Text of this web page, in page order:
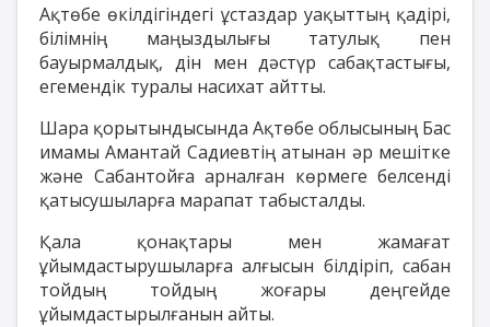
Ақтөбе өкілдігіндегі ұстаздар уақыттың қадірі,
білімнің маңыздылығы татулық пен
бауырмалдық, дін мен дәстүр сабақтастығы,
егемендік туралы насихат айтты.
Шара қорытындысында Ақтөбе облысының Бас
имамы Амантай Садиевтің атынан әр мешітке
және Сабантойға арналған көрмеге белсенді
қатысушыларға марапат табысталды.
Қала қонақтары мен жамағат
ұйымдастырушыларға алғысын білдіріп, сабан
тойдың тойдың жоғары деңгейде
ұйымдастырылғанын айты.